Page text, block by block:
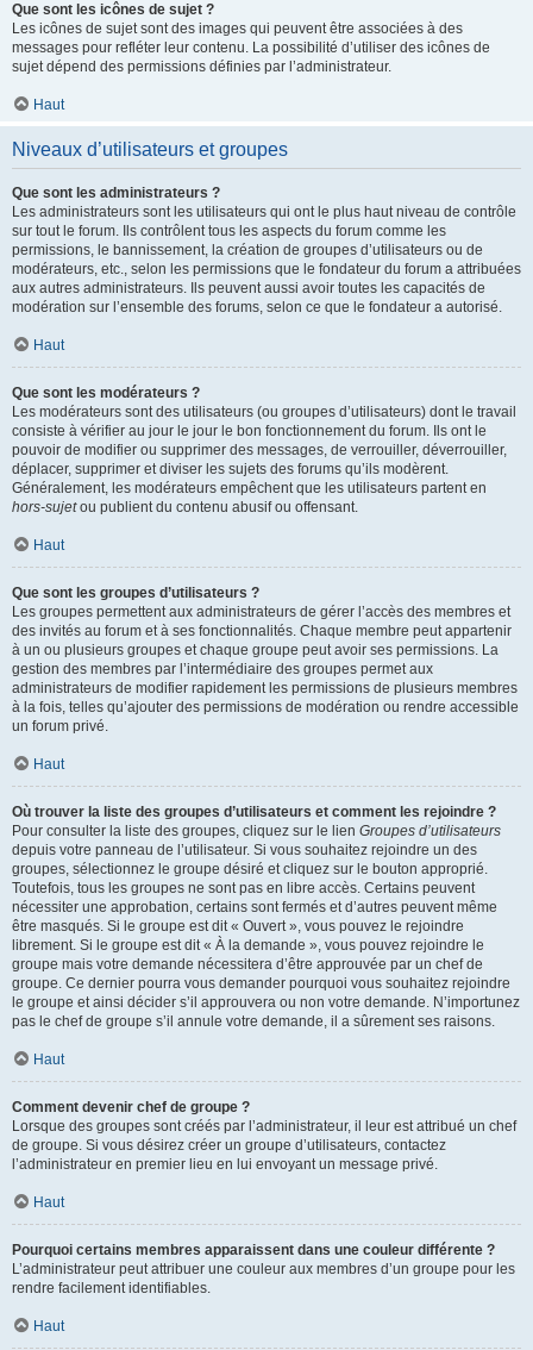
Que sont les icônes de sujet ?
Les icônes de sujet sont des images qui peuvent être associées à des
messages pour refléter leur contenu. La possibilité d’utiliser des icônes de
sujet dépend des permissions définies par l’administrateur.
Haut
Niveaux d’utilisateurs et groupes
Que sont les administrateurs ?
Les administrateurs sont les utilisateurs qui ont le plus haut niveau de contrôle
sur tout le forum. Ils contrôlent tous les aspects du forum comme les
permissions, le bannissement, la création de groupes d’utilisateurs ou de
modérateurs, etc., selon les permissions que le fondateur du forum a attribuées
aux autres administrateurs. Ils peuvent aussi avoir toutes les capacités de
modération sur l’ensemble des forums, selon ce que le fondateur a autorisé.
Haut
Que sont les modérateurs ?
Les modérateurs sont des utilisateurs (ou groupes d’utilisateurs) dont le travail
consiste à vérifier au jour le jour le bon fonctionnement du forum. Ils ont le
pouvoir de modifier ou supprimer des messages, de verrouiller, déverrouiller,
déplacer, supprimer et diviser les sujets des forums qu’ils modèrent.
Généralement, les modérateurs empêchent que les utilisateurs partent en
hors-sujetou publient du contenu abusif ou offensant.
Haut
Que sont les groupes d’utilisateurs ?
Les groupes permettent aux administrateurs de gérer l’accès des membres et
des invités au forum et à ses fonctionnalités. Chaque membre peut appartenir
à un ou plusieurs groupes et chaque groupe peut avoir ses permissions. La
gestion des membres par l’intermédiaire des groupes permet aux
administrateurs de modifier rapidement les permissions de plusieurs membres
à la fois, telles qu’ajouter des permissions de modération ou rendre accessible
un forum privé.
Haut
Où trouver la liste des groupes d’utilisateurs et comment les rejoindre ?
Pour consulter la liste des groupes, cliquez sur le lien Groupes d’utilisateurs
depuis votre panneau de l’utilisateur. Si vous souhaitez rejoindre un des
groupes, sélectionnez le groupe désiré et cliquez sur le bouton approprié.
Toutefois, tous les groupes ne sont pas en libre accès. Certains peuvent
nécessiter une approbation, certains sont fermés et d’autres peuvent même
être masqués. Si le groupe est dit « Ouvert », vous pouvez le rejoindre
librement. Si le groupe est dit « À la demande », vous pouvez rejoindre le
groupe mais votre demande nécessitera d’être approuvée par un chef de
groupe. Ce dernier pourra vous demander pourquoi vous souhaitez rejoindre
le groupe et ainsi décider s’il approuvera ou non votre demande. N’importunez
pas le chef de groupe s’il annule votre demande, il a sûrement ses raisons.
Haut
Comment devenir chef de groupe ?
Lorsque des groupes sont créés par l’administrateur, il leur est attribué un chef
de groupe. Si vous désirez créer un groupe d’utilisateurs, contactez
l’administrateur en premier lieu en lui envoyant un message privé.
Haut
Pourquoi certains membres apparaissent dans une couleur différente ?
L’administrateur peut attribuer une couleur aux membres d’un groupe pour les
rendre facilement identifiables.
Haut